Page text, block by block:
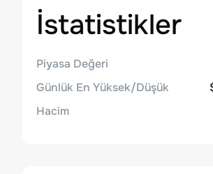
İstatistikler
Piyasa Değeri
Günlük En Yüksek/Düşük
Hacim